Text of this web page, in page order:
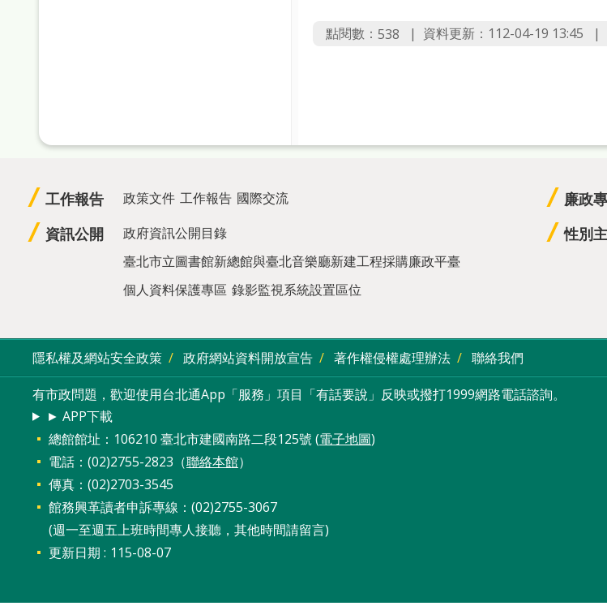
點閱數： 538 資料更新：112-04-19 13:45
工作報告 政策文件 工作報告 國際交流
資訊公開
政府資訊公開目錄
臺北市立圖書館新總館與臺北音樂廳新建工程採購廉政平臺
個人資料保護專區 錄影監視系統設置區位
廉政
性別
隱私權及網站安全政策 政府網站資料開放宣告 著作權侵權處理辦法 聯絡我們
有市政問題，歡迎使用台北通App「服務」項目「有話要說」反映或撥打1999網路電話諮詢。
► APP下載
總館館址：106210 臺北市建國南路二段125號 (電子地圖)
電話：(02)2755-2823（聯絡本館）
傳真：(02)2703-3545
館務興革讀者申訴專線：(02)2755-3067
(週一至週五上班時間專人接聽，其他時間請留言)
更新日期
115-08-07